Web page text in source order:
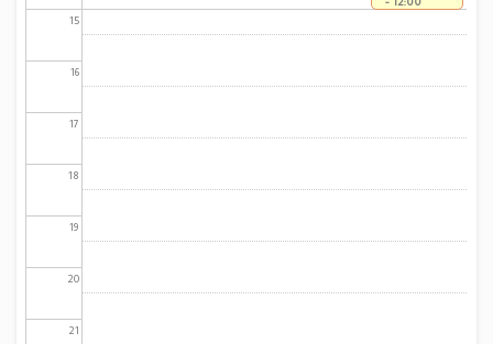
15
16
17
18
19
20
21